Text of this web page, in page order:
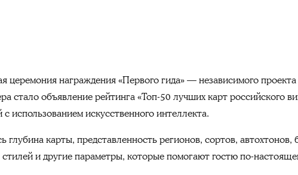
церемония награждения «Первого гида» — независимого
стало объявление рейтинга «Топ-50 лучших карт российского
использованием искусственного интеллекта.
глубина карты, представленность регионов, сортов,
и другие параметры, которые помогают гостю по-